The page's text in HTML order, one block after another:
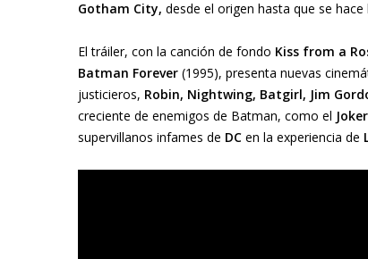
Gotham City, desde el origen hasta que se hace
El tráiler, con la canción de fondo Kiss from a
Batman Forever (1995), presenta nuevas
justicieros, Robin, Nightwing, Batgirl, Jim
creciente de enemigos de Batman, como el
supervillanos infames de DC en la experiencia de